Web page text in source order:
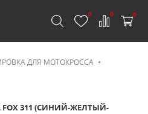
0 0 0
ДЛЯ МОТОКРОССА
311 (СИНИЙ-ЖЕЛТЫЙ-